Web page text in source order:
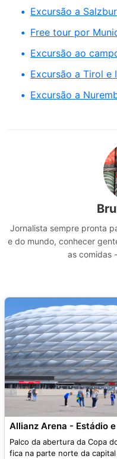
Excursão a
Free tour por
Excursão ao
Excursão a Tirol e
Excursão a
Jornalista sempre pronta
e do mundo, conhecer
as comidas
Allianz Arena - Estádio
Palco da abertura da Copa
fica na parte norte da